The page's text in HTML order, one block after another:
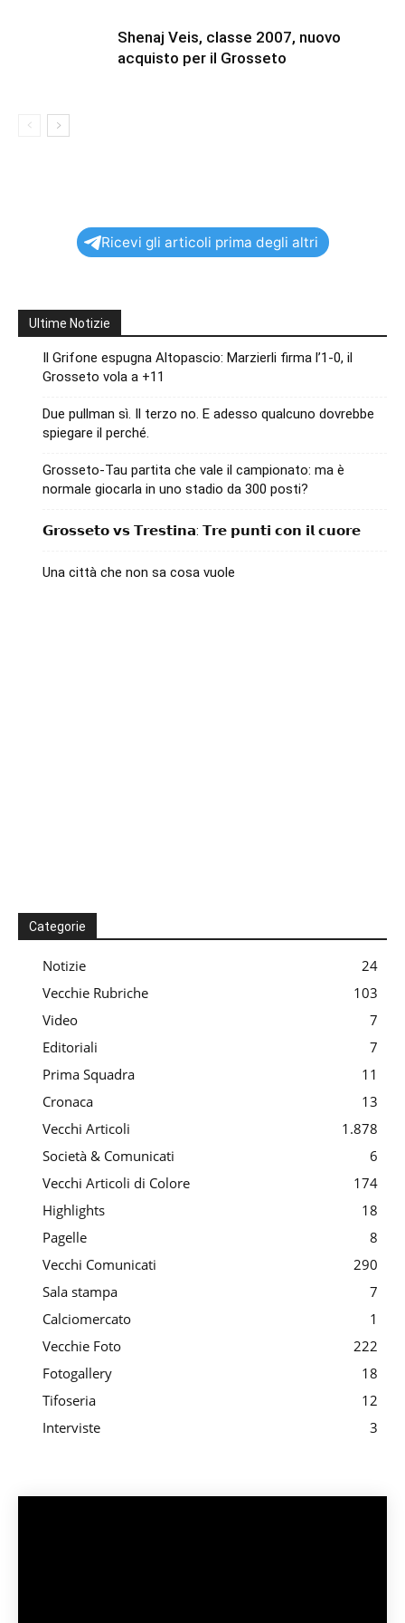
Shenaj Veis, classe 2007, nuovo
acquisto per il Grosseto
Ricevi gli articoli prima degli altri
Ultime Notizie
Il Grifone espugna Altopascio: Marzierli firma l’1-0, il
Grosseto vola a +11
Due pullman sì. Il terzo no. E adesso qualcuno dovrebbe
spiegare il perché.
Grosseto-Tau partita che vale il campionato: ma è
normale giocarla in uno stadio da 300 posti?
𝗚𝗿𝗼𝘀𝘀𝗲𝘁𝗼 𝘃𝘀 𝗧𝗿𝗲𝘀𝘁𝗶𝗻𝗮: 𝗧𝗿𝗲 𝗽𝘂𝗻𝘁𝗶 𝗰𝗼𝗻 𝗶𝗹 𝗰𝘂𝗼𝗿𝗲
Una città che non sa cosa vuole
Categorie
Notizie
24
Vecchie Rubriche
103
Video
7
Editoriali
7
Prima Squadra
11
Cronaca
13
Vecchi Articoli
1.878
Società & Comunicati
6
Vecchi Articoli di Colore
174
Highlights
18
Pagelle
8
Vecchi Comunicati
290
Sala stampa
7
Calciomercato
1
Vecchie Foto
222
Fotogallery
18
Tifoseria
12
Interviste
3